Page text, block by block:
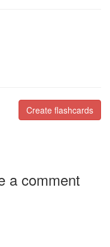
Create flashcards
a comment